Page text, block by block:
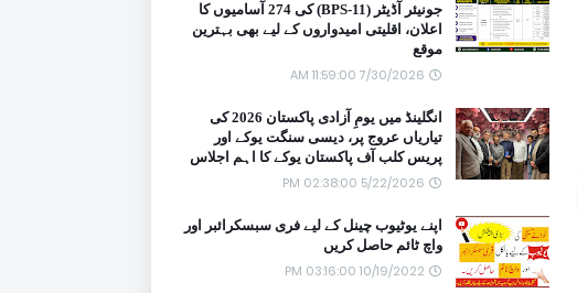
جونیئر آڈیٹر (BPS-11) کی 274 آسامیوں کا
اعلان، اقلیتی امیدواروں کے لیے بھی بہترین
موقع
7/30/2026 11:59:00 AM
انگلینڈ میں یومِ آزادی پاکستان 2026 کی
تیاریاں عروج پر، دیسی سنگت یوکے اور
پریس کلب آف پاکستان یوکے کا اہم اجلاس
5/22/2026 02:38:00 PM
اپنے یوٹیوب چینل کے لیے فری سبسکرائبر اور
واچ ٹائم حاصل کریں
10/19/2022 03:16:00 PM